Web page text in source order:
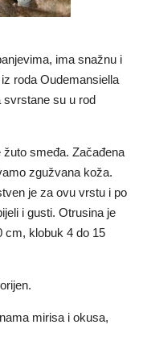
ima snažnu i
roda Oudemansiella
su u rod
žuto smeđa. Začađena
zgužvana koža.
je za ovu vrstu i po
i gusti. Otrusina je
cm, klobuk 4 do 15
mirisa i okusa,